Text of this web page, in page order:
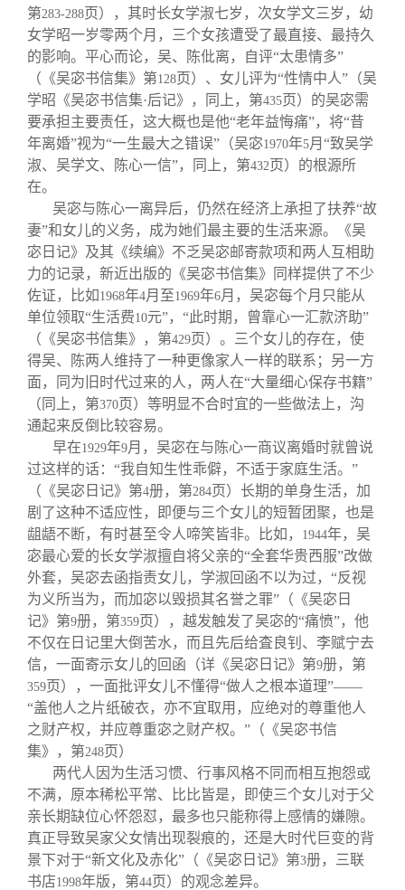
第283-288页），其时长女学淑七岁，次女学文三岁，幼
女学昭一岁零两个月，三个女孩遭受了最直接、最持久
的影响。平心而论，吴、陈仳离，自评“太患情多”
（《吴宓书信集》第128页）、女儿评为“性情中人”（吴
学昭《吴宓书信集·后记》，同上，第435页）的吴宓需
要承担主要责任，这大概也是他“老年益悔痛”，将“昔
年离婚”视为“一生最大之错误”（吴宓1970年5月“致吴学
淑、吴学文、陈心一信”，同上，第432 页）的根源所
在。
吴宓与陈心一离异后，仍然在经济上承担了扶养“故
妻”和女儿的义务，成为她们最主要的生活来源。《吴
宓日记》及其《续编》不乏吴宓邮寄款项和两人互相助
力的记录，新近出版的《吴宓书信集》同样提供了不少
佐证，比如 1968年4月至1969年6月，吴宓每个月只能从
单位领取“生活费10元”，“此时期，曾靠心一汇款济助”
（《吴宓书信集》，第429页）。三个女儿的存在，使
得吴、陈两人维持了一种更像家人一样的联系；另一方
面，同为旧时代过来的人，两人在“大量细心保存书籍”
（同上，第370页）等明显不合时宜的一些做法上，沟
通起来反倒比较容易。
早在1929年9月，吴宓在与陈心一商议离婚时就曾说
过这样的话：“我自知生性乖僻，不适于家庭生活。”
（《吴宓日记》第4册，第284页）长期的单身生活，加
剧了这种不适应性，即便与三个女儿的短暂团聚，也是
龃龉不断，有时甚至令人啼笑皆非。比如，
1944年，吴
宓最心爱的长女学淑擅自将父亲的“全套华贵西服”改做
外套，吴宓去函指责女儿，学淑回函不以为过，“反视
为义所当为，而加宓以毁损其名誉之罪”（《吴宓日
记》第9册，第359页），越发触发了吴宓的“痛愤”，他
不仅在日记里大倒苦水，而且先后给査良钊、李赋宁去
信，一面寄示女儿的回函（详《吴宓日记》第9册，第
359页），一面批评女儿不懂得“做人之根本道理”——
“盖他人之片纸破衣，亦不宜取用，应绝对的尊重他人
之财产权，并应尊重宓之财产权。”（《吴宓书信
集》，第248页）
两代人因为生活习惯、行事风格不同而相互抱怨或
不满，原本稀松平常、比比皆是，即使三个女儿对于父
亲长期缺位心怀怨怼，最多也只能称得上感情的嫌隙。
真正导致吴家父女情出现裂痕的，还是大时代巨变的背
景下对于“新文化及赤化”（《吴宓日记》第3册，三联
书店1998年版，第44页）的观念差异。